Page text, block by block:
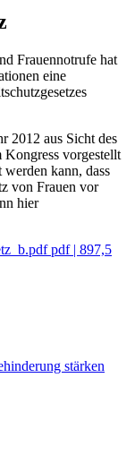
Frauennotrufe hat
eine
2012 aus Sicht des
Kongress vorgestellt
kann, dass
von Frauen vor
hier
pdf| 897,5
stärken